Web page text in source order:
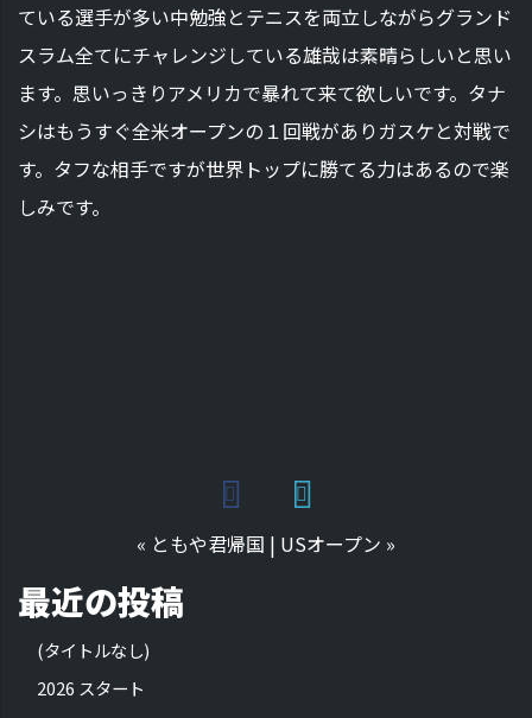
ている選手が多い中勉強とテニスを両立しながらグランド
スラム全てにチャレンジしている雄哉は素晴らしいと思い
ます。思いっきりアメリカで暴れて来て欲しいです。タナ
シはもうすぐ全米オープンの１回戦がありガスケと対戦で
す。タフな相手ですが世界トップに勝てる力はあるので楽
しみです。
« ともや君帰国 | USオープン »
最近の投稿
(タイトルなし)
2026 スタート